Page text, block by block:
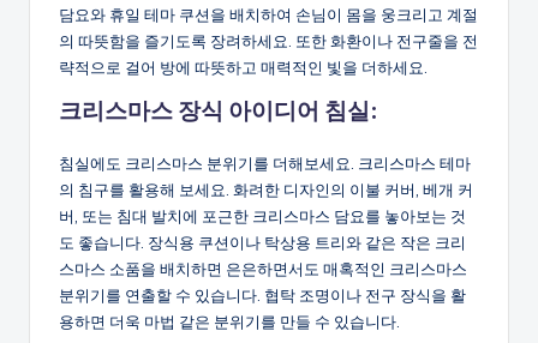
담요와 휴일 테마 쿠션을 배치하여 손님이 몸을 웅크리고 계절
의 따뜻함을 즐기도록 장려하세요. 또한 화환이나 전구줄을 전
략적으로 걸어 방에 따뜻하고 매력적인 빛을 더하세요.
크리스마스 장식 아이디어 침실:
침실에도 크리스마스 분위기를 더해보세요. 크리스마스 테마
의 침구를 활용해 보세요. 화려한 디자인의 이불 커버, 베개 커
버, 또는 침대 발치에 포근한 크리스마스 담요를 놓아보는 것
도 좋습니다. 장식용 쿠션이나 탁상용 트리와 같은 작은 크리
스마스 소품을 배치하면 은은하면서도 매혹적인 크리스마스
분위기를 연출할 수 있습니다. 협탁 조명이나 전구 장식을 활
용하면 더욱 마법 같은 분위기를 만들 수 있습니다.